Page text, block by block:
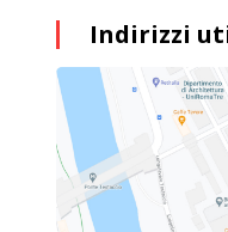
Indirizzi